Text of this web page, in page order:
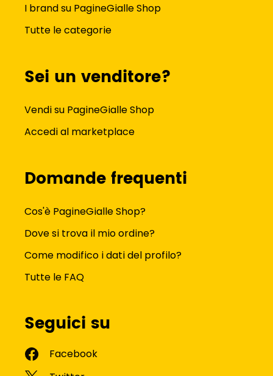
I brand su PagineGialle Shop
Tutte le categorie
Sei un venditore?
Vendi su PagineGialle Shop
Accedi al marketplace
Domande frequenti
Cos'è PagineGialle Shop?
Dove si trova il mio ordine?
Come modifico i dati del profilo?
Tutte le FAQ
Seguici su